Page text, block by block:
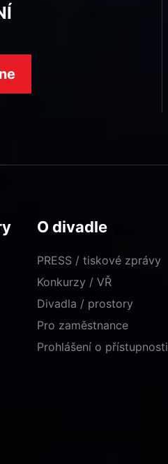
O divadle
PRESS / tiskové zprávy
Konkurzy / VŘ
Divadla / prostory
Pro zaměstnance
Prohlášení o přístupnosti